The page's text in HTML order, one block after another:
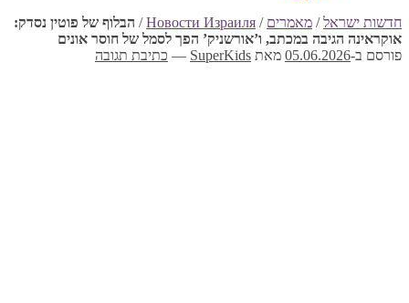
חדשות ישראל/ מאמרים /
Новости Израиля
/ הבלוף של פוטין נסדק:
אוקראינה הגיבה במכתב, ו’אורשניק’ הפך לסמל של חוסר אונים
פורסם ב-05.06.2026 מאת SuperKids
— כתיבת תגובה